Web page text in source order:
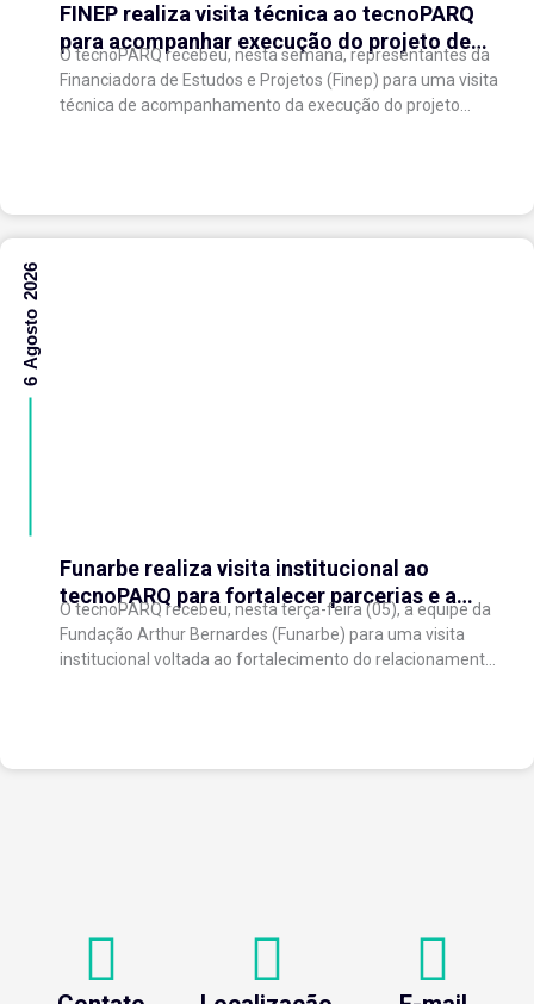
FINEP realiza visita técnica ao tecnoPARQ
para acompanhar execução do projeto de
expansão do Parque Tecnológico
O tecnoPARQ recebeu, nesta semana, representantes da
Financiadora de Estudos e Projetos (Finep) para uma visita
técnica de acompanhamento da execução do projeto
Funarbe realiza visita institucional ao
tecnoPARQ para fortalecer parcerias e a
gestão da inovação
O tecnoPARQ recebeu, nesta terça-feira (05), a equipe da
Fundação Arthur Bernardes (Funarbe) para uma visita
institucional voltada ao fortalecimento do relacionamento
6 Agosto 2026